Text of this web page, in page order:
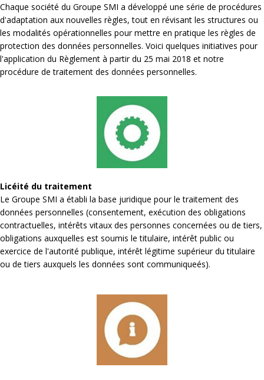
Chaque société du Groupe SMI a développé une série de procédures
d'adaptation aux nouvelles règles, tout en révisant les structures ou
les modalités opérationnelles pour mettre en pratique les règles de
protection des données personnelles. Voici quelques initiatives pour
l'application du Règlement à partir du 25 mai 2018 et notre
procédure de traitement des données personnelles.
Licéité du traitement
Le Groupe SMI a établi la base juridique pour le traitement des
données personnelles (consentement, exécution des obligations
contractuelles, intérêts vitaux des personnes concernées ou de tiers,
obligations auxquelles est soumis le titulaire, intérêt public ou
exercice de l'autorité publique, intérêt légitime supérieur du titulaire
ou de tiers auxquels les données sont communiqueés).